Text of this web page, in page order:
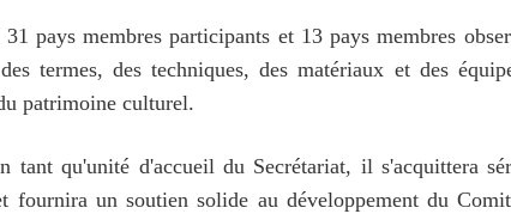
pays membres participants et 13 pays membres
termes, des techniques, des matériaux et des
patrimoine culturel.
qu'unité d'accueil du Secrétariat, il s'acquittera
fournira un soutien solide au développement du